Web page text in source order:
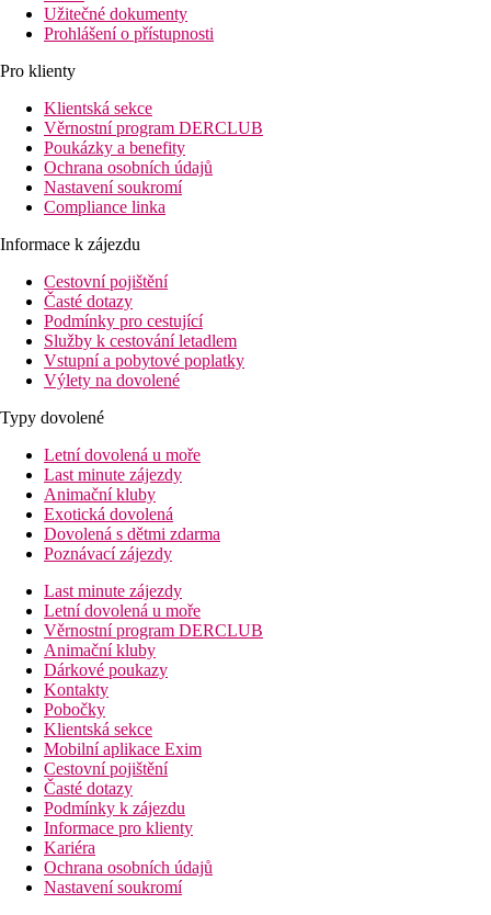
Užitečné dokumenty
Prohlášení o přístupnosti
Pro klienty
Klientská sekce
Věrnostní program DERCLUB
Poukázky a benefity
Ochrana osobních údajů
Nastavení soukromí
Compliance linka
Informace k zájezdu
Cestovní pojištění
Časté dotazy
Podmínky pro cestující
Služby k cestování letadlem
Vstupní a pobytové poplatky
Výlety na dovolené
Typy dovolené
Letní dovolená u moře
Last minute zájezdy
Animační kluby
Exotická dovolená
Dovolená s dětmi zdarma
Poznávací zájezdy
Last minute zájezdy
Letní dovolená u moře
Věrnostní program DERCLUB
Animační kluby
Dárkové poukazy
Kontakty
Pobočky
Klientská sekce
Mobilní aplikace Exim
Cestovní pojištění
Časté dotazy
Podmínky k zájezdu
Informace pro klienty
Kariéra
Ochrana osobních údajů
Nastavení soukromí